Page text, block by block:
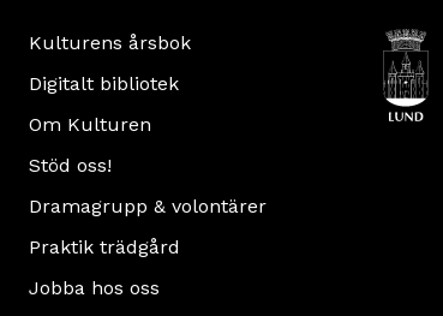
Kulturens årsbok
Digitalt bibliotek
Om Kulturen
Stöd oss!
Dramagrupp & volontärer
Praktik trädgård
Jobba hos oss